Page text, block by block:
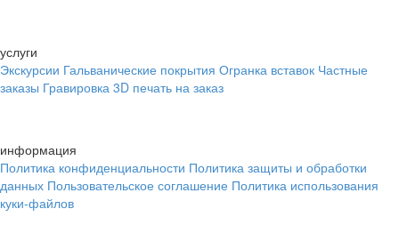
услуги
Экскурсии Гальванические покрытия Огранка вставок Частные
заказы Гравировка 3D печать на заказ
информация
Политика конфиденциальности Политика защиты и обработки
данных Пользовательское соглашение Политика использования
куки-файлов